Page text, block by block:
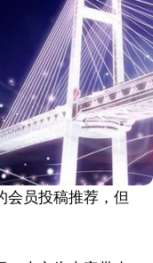
会员投稿推荐，但